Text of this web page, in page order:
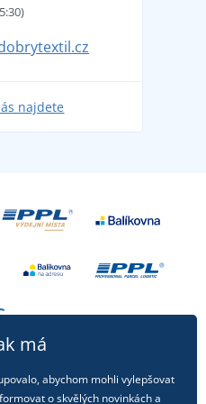
balením aneb připravte
léto
najdete
má
abychom mohli vylepšovat
o skvělých novinkách a